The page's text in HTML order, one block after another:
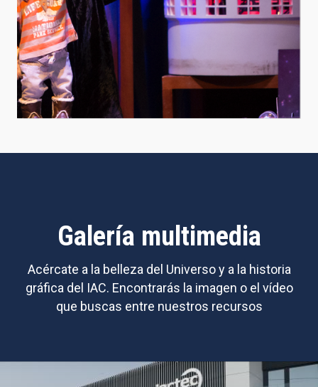
Galería multimedia
Acércate a la belleza del Universo y a la historia
gráfica del IAC. Encontrarás la imagen o el vídeo
que buscas entre nuestros recursos